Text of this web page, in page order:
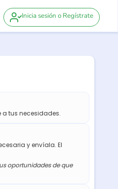
Inicia sesión o Regístrate
a tus necesidades.
y envíala. El
oportunidades de que